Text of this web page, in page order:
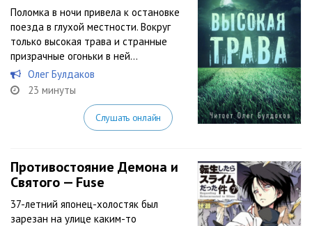
Поломка в ночи привела к остановке
поезда в глухой местности. Вокруг
только высокая трава и странные
призрачные огоньки в ней…
Олег Булдаков
23 минуты
Слушать онлайн
Противостояние Демона и
Святого — Fuse
37-летний японец-холостяк был
зарезан на улице каким-то